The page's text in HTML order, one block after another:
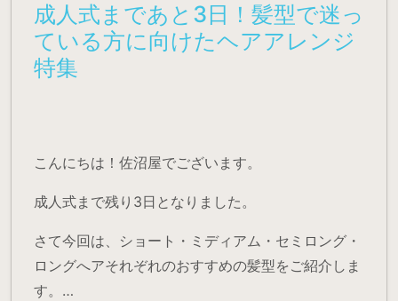
成人式まであと3日！髪型で迷っ
ている方に向けたヘアアレンジ
特集
こんにちは！佐沼屋でございます。
成人式まで残り3日となりました。
さて今回は、ショート・ミディアム・セミロング・
ロングへアそれぞれのおすすめの髪型をご紹介しま
す。…